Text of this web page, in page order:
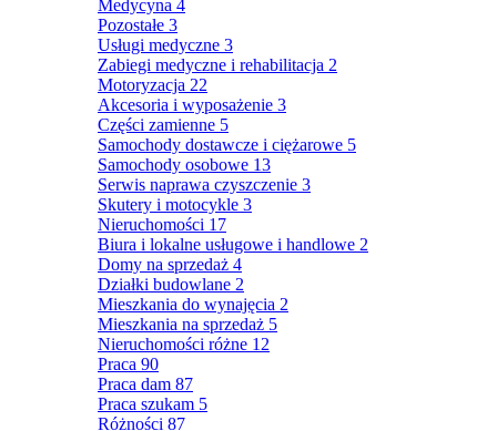
Medycyna 4
Pozostałe 3
Usługi medyczne 3
Zabiegi medyczne i rehabilitacja 2
Motoryzacja 22
Akcesoria i wyposażenie 3
Części zamienne 5
Samochody dostawcze i ciężarowe 5
Samochody osobowe 13
Serwis naprawa czyszczenie 3
Skutery i motocykle 3
Nieruchomości 17
Biura i lokalne usługowe i handlowe 2
Domy na sprzedaż 4
Działki budowlane 2
Mieszkania do wynajęcia 2
Mieszkania na sprzedaż 5
Nieruchomości różne 12
Praca 90
Praca dam 87
Praca szukam 5
Różności 87